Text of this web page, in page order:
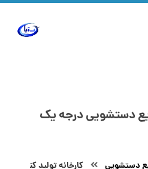
دستشویی درجه یک
دستشویی
کارخانه تولید کن